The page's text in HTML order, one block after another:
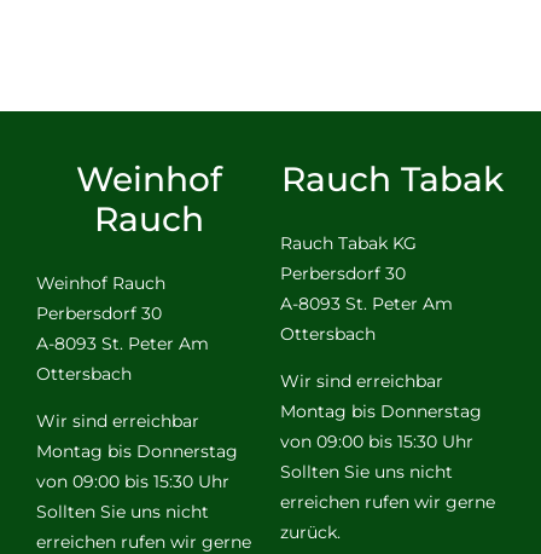
Weinhof
Rauch
Weinhof Rauch
Perbersdorf 30
A-8093 St. Peter Am
Ottersbach
Wir sind erreichbar
Montag bis Donnerstag
von 09:00 bis 15:30 Uhr
Sollten Sie uns nicht
erreichen rufen wir gerne
Rauch Tabak
Rauch Tabak KG
Perbersdorf 30
A-8093 St. Peter Am
Ottersbach
Wir sind erreichbar
Montag bis Donnerstag
von 09:00 bis 15:30 Uhr
Sollten Sie uns nicht
erreichen rufen wir gerne
zurück.